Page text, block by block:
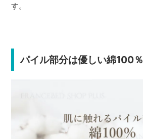
す。
パイル部分は優しい綿100％